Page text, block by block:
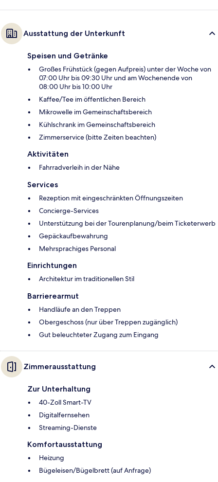
Ausstattung der Unterkunft
Speisen und Getränke
Großes Frühstück (gegen Aufpreis) unter der Woche von
07:00 Uhr bis 09:30 Uhr und am Wochenende von
08:00 Uhr bis 10:00 Uhr
Kaffee/Tee im öffentlichen Bereich
Mikrowelle im Gemeinschaftsbereich
Kühlschrank im Gemeinschaftsbereich
Zimmerservice (bitte Zeiten beachten)
Aktivitäten
Fahrradverleih in der Nähe
Services
Rezeption mit eingeschränkten Öffnungszeiten
Concierge-Services
Unterstützung bei der Tourenplanung/beim Ticketerwerb
Gepäckaufbewahrung
Mehrsprachiges Personal
Einrichtungen
Architektur im traditionellen Stil
Barrierearmut
Handläufe an den Treppen
Obergeschoss (nur über Treppen zugänglich)
Gut beleuchteter Zugang zum Eingang
Zimmerausstattung
Zur Unterhaltung
40-Zoll Smart-TV
Digitalfernsehen
Streaming-Dienste
Komfortausstattung
Heizung
Bügeleisen/Bügelbrett (auf Anfrage)